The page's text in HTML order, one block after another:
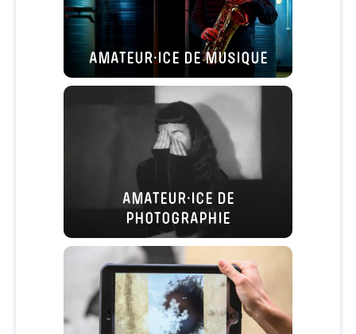
AMATEUR·ICE DE MUSIQUE
AMATEUR·ICE DE
PHOTOGRAPHIE